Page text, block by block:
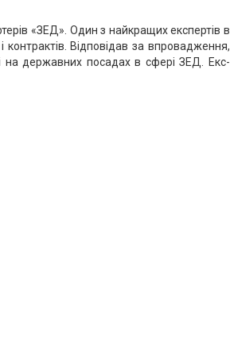
«ЗЕД». Один з найкращих експертів в
контрактів. Відповідав за впровадження,
на державних посадах в сфері ЗЕД. Екс-